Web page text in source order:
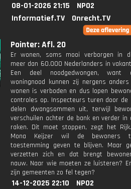
08-01-2026 21:15
NPO2
Informatief.TV
Onrecht.TV
Pointer: Afl. 20
Er wonen, soms mooi verborgen in
meer dan 60.000 Nederlanders in
Een deel noodgedwongen, want
woningnood kunnen zij nergens
wonen is verboden en dus lopen
controles op. Inspecteurs turen door de
delen dwangsommen uit, terwijl
verschuilen achter de bank en verder
raken. Dit moet stoppen, zegt het
Mona Keijzer wil de bewoners
toestemming geven te blijven. Maar
verzetten zich en dat brengt
nauw. Naar wie moeten ze luisteren?
zijn gemeenten zo fel tegen?
14-12-2025 22:10
NPO2